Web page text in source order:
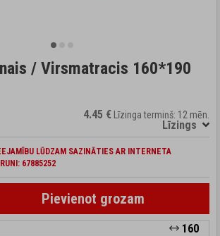
/ Virsmatracis 160*190
4.45 € Līzinga termiņš: 12 mēn.
Līzings
LŪDZAM SAZINĀTIES AR INTERNETA
67885252
Pievienot grozam
160